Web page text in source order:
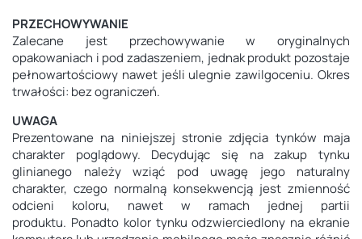
PRZECHOWYWANIE
Zalecane jest przechowywanie w oryginalnych
opakowaniach i pod zadaszeniem, jednak produkt pozostaje
pełnowartościowy nawet jeśli ulegnie zawilgoceniu. Okres
trwałości: bez ograniczeń.
UWAGA
Prezentowane na niniejszej stronie zdjęcia tynków maja
charakter poglądowy. Decydując się na zakup tynku
glinianego należy wziąć pod uwagę jego naturalny
charakter, czego normalną konsekwencją jest zmienność
odcieni koloru, nawet w ramach jednej partii
produktu. Ponadto kolor tynku odzwierciedlony na ekranie